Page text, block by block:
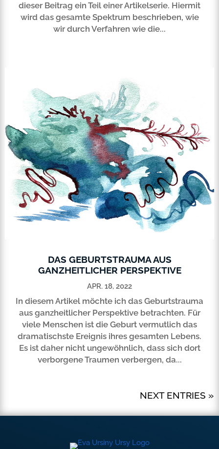
dieser Beitrag ein Teil einer Artikelserie. Hiermit
wird das gesamte Spektrum beschrieben, wie
wir durch Verfahren wie die...
DAS GEBURTSTRAUMA AUS
GANZHEITLICHER PERSPEKTIVE
APR. 18, 2022
In diesem Artikel möchte ich das Geburtstrauma
aus ganzheitlicher Perspektive betrachten. Für
viele Menschen ist die Geburt vermutlich das
dramatischste Ereignis ihres gesamten Lebens.
Es ist daher nicht ungewöhnlich, dass sich dort
verborgene Traumen verbergen, da...
NEXT ENTRIES »